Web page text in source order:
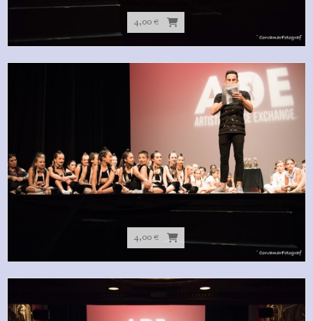
4,00 €
4,00 €